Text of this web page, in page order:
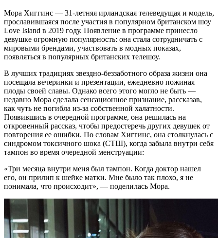
Мора Хиггинс — 31-летняя ирландская телеведущая и модель,
прославившаяся после участия в популярном британском шоу
Love Island в 2019 году. Появление в программе принесло
девушке огромную популярность: она стала сотрудничать с
мировыми брендами, участвовать в модных показах,
появляться в популярных британских телешоу.
В лучших традициях звездно-беззаботного образа жизни она
посещала вечеринки и презентации, ежедневно пожиная
плоды своей славы. Однако всего этого могло не быть —
недавно Мора сделала сенсационное признание, рассказав,
как чуть не погибла из-за собственной халатности.
Появившись в очередной программе, она решилась на
откровенный рассказ, чтобы предостеречь других девушек от
повторения ее ошибки. По словам Хиггинс, она столкнулась с
синдромом токсичного шока (СТШ), когда забыла внутри себя
тампон во время очередной менструации:
«Три месяца внутри меня был тампон. Когда доктор нашел
его, он прилип к шейке матки. Мне было так плохо, я не
понимала, что происходит», — поделилась Мора.